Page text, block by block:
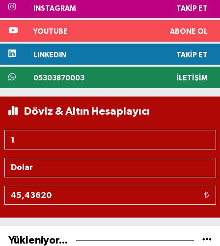
INSTAGRAM TAKIP ET
YOUTUBE ABONE OL
LINKEDIN TAKIP ET
05303870003 İLETIŞIM
Döviz & Altın Hesaplayıcı
₺
Yükleniyor...